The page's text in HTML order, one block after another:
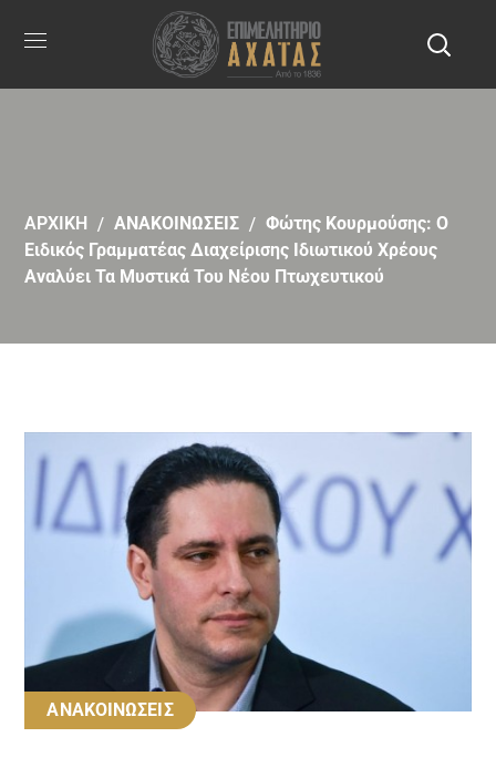
ΑΡΧΙΚΗ ΑΝΑΚΟΙΝΩΣΕΙΣ
Φώτης Κουρμούσης: Ο
Ειδικός Γραμματέας Διαχείρισης Ιδιωτικού Χρέους
Αναλύει Τα Μυστικά Του Νέου Πτωχευτικού
ΑΝΑΚΟΙΝΩΣΕΙΣ